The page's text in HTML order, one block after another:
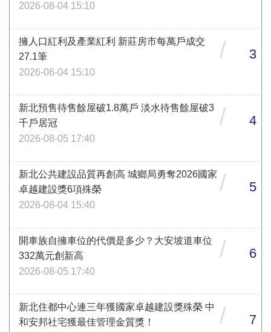
2026-08-04 15:10
擁人口紅利及產業紅利 新莊房市每萬戶成交
27.1筆
2026-08-04 15:10
/ 3
新北預售待售餘屋破1.8萬戶 淡水待售餘屋破3
千戶居冠
2026-08-05 17:40
/ 4
新北公共建設品質再創高 城鄉局勇奪2026國家
卓越建設獎6項殊榮
2026-08-04 15:40
/ 5
開車族自擁車位的代價是多少？大安坡道車位
332萬元創新高
2026-08-05 17:40
/ 6
新北住都中心連三年獲國家卓越建設獎殊榮 中
和安邦社宅獲最佳管理金質獎！
/ 7